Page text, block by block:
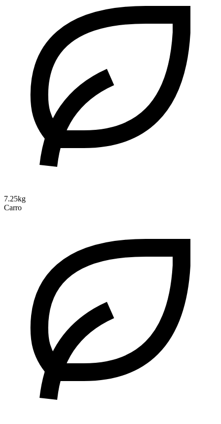
7.25kg
Carro